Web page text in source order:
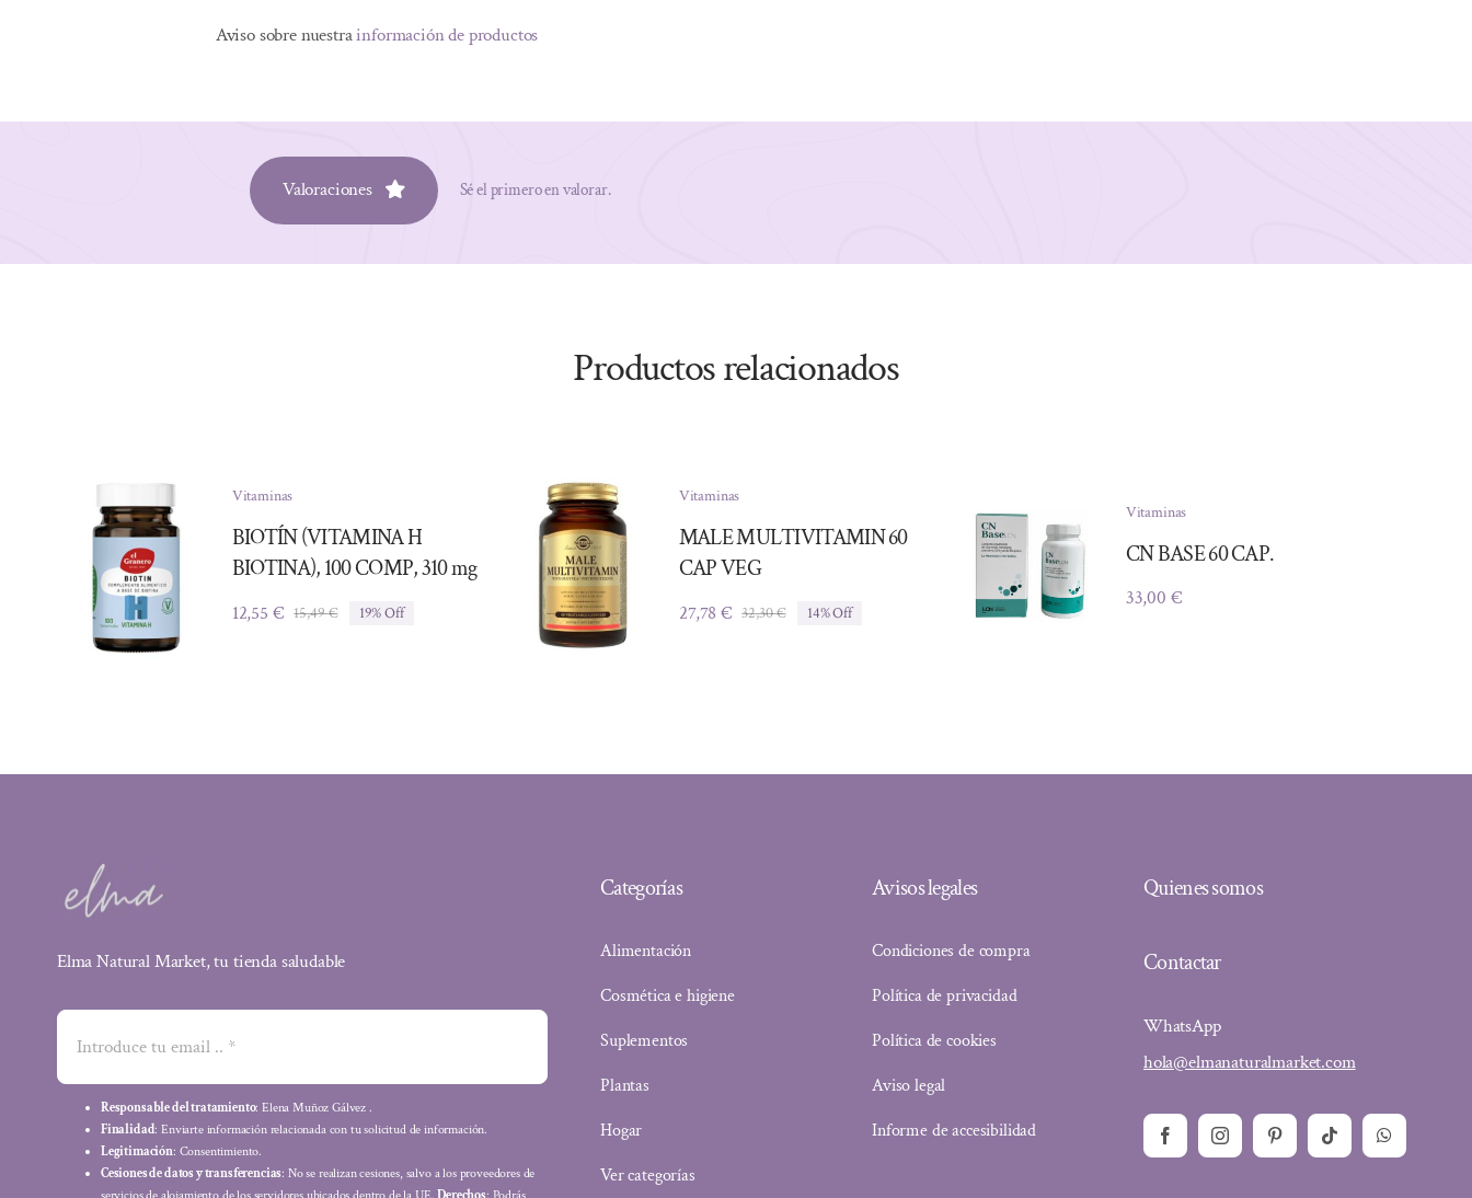
Aviso sobre nuestrainformación de productos
Valoraciones Sé el primero en valorar.
Productos relacionados
Vitaminas
BIOTÍN (VITAMINA H
BIOTINA), 100 COMP, 310 mg
15,49€El
12,55 €
El
19% Off
Vitaminas
MALE MULTIVITAMIN 60
CAP VEG
32,30€El
27,78 €
El
14% Off
Vitaminas
CN BASE 60 CAP.
33,00 €
Elma Natural Market, tu tienda saludable
Responsable del tratamiento: Elena Muñoz Gálvez .
Finalidad: Enviarte información relacionada con tu solicitud de información.
Legitimación: Consentimiento.
Cesiones de datos y transferencias: No se realizan cesiones, salvo a los proveedores de
Categorías
Alimentación
Cosmética e higiene
Suplementos
Plantas
Hogar
Ver categorías
Avisos legales
Condiciones de compra
Política de privacidad
Política de cookies
Aviso legal
Informe de accesibilidad
Quienes somos
Contactar
WhatsApp
hola@elmanaturalmarket.com